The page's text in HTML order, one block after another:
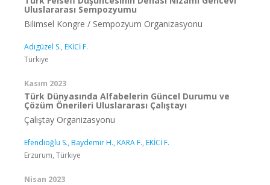
Uluslararası Sempozyumu
Bilimsel Kongre / Sempozyum Organizasyonu
Adıgüzel S., EKİCİ F.
Türkiye
Kasım 2023
Türk Dünyasında Alfabelerin Güncel Durumu ve
Çözüm Önerileri Uluslararası Çalıştayı
Çalıştay Organizasyonu
Efendioğlu S., Baydemir H., KARA F., EKİCİ F.
Erzurum, Türkiye
Nisan 2023